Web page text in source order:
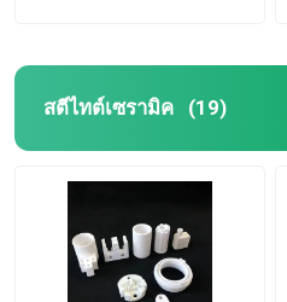
สตีไทต์เซรามิค (19)